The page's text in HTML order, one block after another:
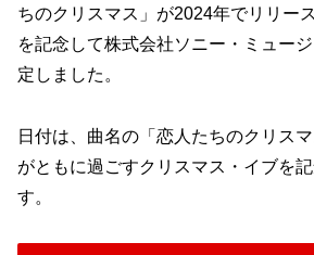
ちのクリスマス」が2024年でリリー
を記念して株式会社ソニー・ミュー
定しました。
日付は、曲名の「恋人たちのクリス
がともに過ごすクリスマス・イブを
す。